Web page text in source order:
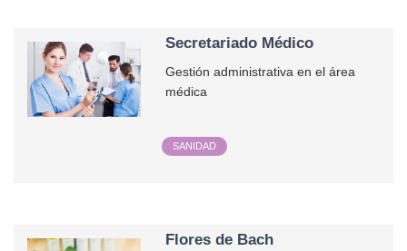
Secretariado Médico
Gestión administrativa en el área
médica
SANIDAD
Flores de Bach